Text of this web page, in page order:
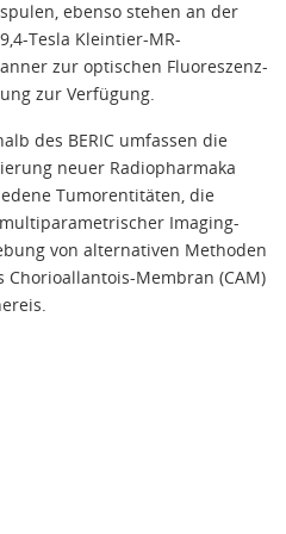
ebenso stehen an der
Tesla Kleintier-MR-
zur optischen Fluoreszenz-
zur Verfügung.
des BERIC umfassen die
neuer Radiopharmaka
Tumorentitäten, die
Imaging-
von alternativen Methoden
Chorioallantois-Membran (CAM)